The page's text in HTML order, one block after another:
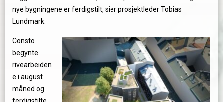
nye bygningene er ferdigstilt, sier prosjektleder Tobias
Lundmark.
Consto
begynte
rivearbeiden
e i august
måned og